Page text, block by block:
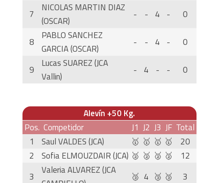
7
NICOLAS MARTIN DIAZ
(OSCAR)
- - 4 - 0
8
PABLO SANCHEZ
GARCIA (OSCAR)
- - 4 - 0
9
Lucas SUAREZ (JCA
Vallin)
- 4 - - 0
Alevín +50 Kg.
Pos. Competidor J1 J2 J3 JF Total
1
Saul VALDES (JCA) 🥇 🥇 🥇 🥇
20
2
Sofia ELMOUZDAIR (JCA) 🥈 🥈 🥈 🥈
12
3
Valeria ALVAREZ (JCA
🥉 4 🥉 🥉 3